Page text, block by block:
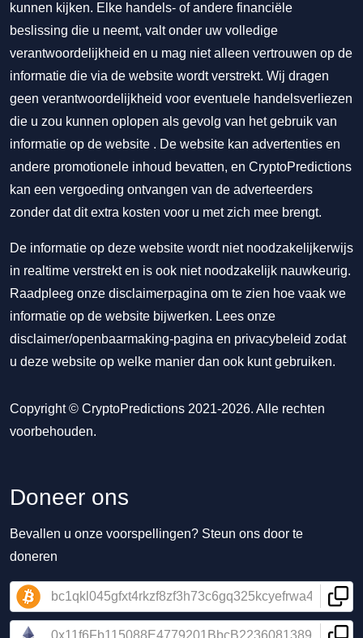
kunnen kijken. Elke handels- of andere financiële
beslissing die u neemt, valt onder uw volledige
verantwoordelijkheid en u mag niet alleen vertrouwen op de
informatie die via de website wordt verstrekt. Wij dragen
geen verantwoordelijkheid voor eventuele handelsverliezen
die u zou kunnen oplopen als gevolg van het gebruik van
informatie op de website . De website kan advertenties en
andere promotionele inhoud bevatten, en CryptoPredictions
kan een vergoeding ontvangen van de adverteerders
zonder dat dit extra kosten voor u met zich mee brengt.
De informatie op deze website wordt niet noodzakelijkerwijs
in realtime verstrekt en is ook niet noodzakelijk nauwkeurig.
Raadpleeg onze disclaimerpagina om te zien hoe vaak we
informatie op de website bijwerken. Lees onze
disclaimer/openbaarmaking-pagina en privacybeleid zodat
u deze website op welke manier dan ook kunt gebruiken.
Copyright © CryptoPredictions 2021-2026. Alle rechten
voorbehouden.
Doneer ons
Bevallen u onze voorspellingen? Steun ons door te
doneren